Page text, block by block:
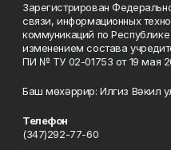
Зарегистрирован
связи, информационных
коммуникаций по
изменением состава
ПИ № ТУ 02-01753 от 19 мая
Баш мөхәррир: Илгиз Вәкил
Телефон
(347)292-77-60